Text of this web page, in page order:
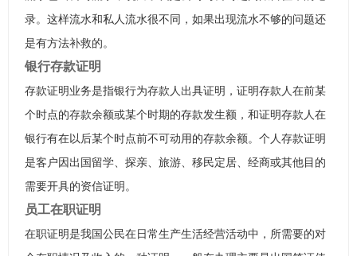
录。这样流水和私人流水很不同，如果出现流水不够的问题还
是有方法补救的。
银行存款证明
存款证明业务是指银行为存款人出具证明，证明存款人在前某
个时点的存款余额或某个时期的存款发生额，和证明存款人在
银行有在以后某个时点前不可动用的存款余额。个人存款证明
是客户因出国留学、探亲、旅游、移民定居、经商或其他目的
需要开具的资信证明。
员工在职证明
在职证明是我国公民在日常生产生活经营活动中，所需要的对